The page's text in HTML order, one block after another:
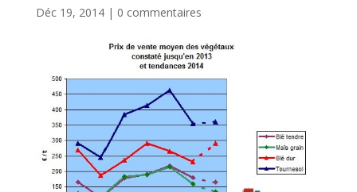
Déc 19, 2014| 0 commentaires